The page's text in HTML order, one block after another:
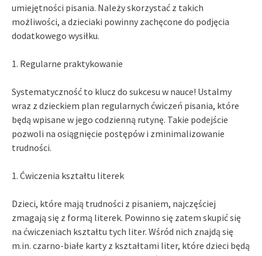
umiejętności pisania. Należy skorzystać z takich
możliwości, a dzieciaki powinny zachęcone do podjęcia
dodatkowego wysiłku.
1. Regularne praktykowanie
Systematyczność to klucz do sukcesu w nauce! Ustalmy
wraz z dzieckiem plan regularnych ćwiczeń pisania, które
będą wpisane w jego codzienną rutynę. Takie podejście
pozwoli na osiągnięcie postępów i zminimalizowanie
trudności.
1. Ćwiczenia kształtu literek
Dzieci, które mają trudności z pisaniem, najczęściej
zmagają się z formą literek. Powinno się zatem skupić się
na ćwiczeniach kształtu tych liter. Wśród nich znajdą się
m.in. czarno-białe karty z kształtami liter, które dzieci będą